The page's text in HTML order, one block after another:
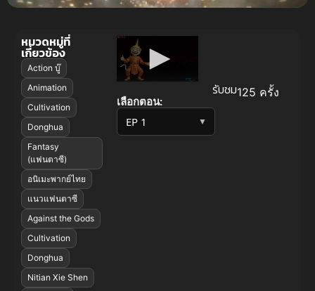
เลือกตอน:
▼
รับชม125 ครั้ง
หมวดหมู่ที่
เกี่ยวข้อง
Action บู๊
Animation
Cultivation
Donghua
Fantasy
(แฟนตาซี)
อนิเมะพากย์ไทย
แนวแฟนตาซี
Against the Gods
Cultivation
Donghua
Nitian Xie Shen